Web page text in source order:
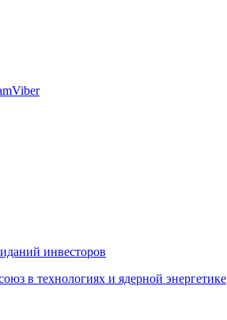
Viber
инвесторов
в технологиях и ядерной энергетике